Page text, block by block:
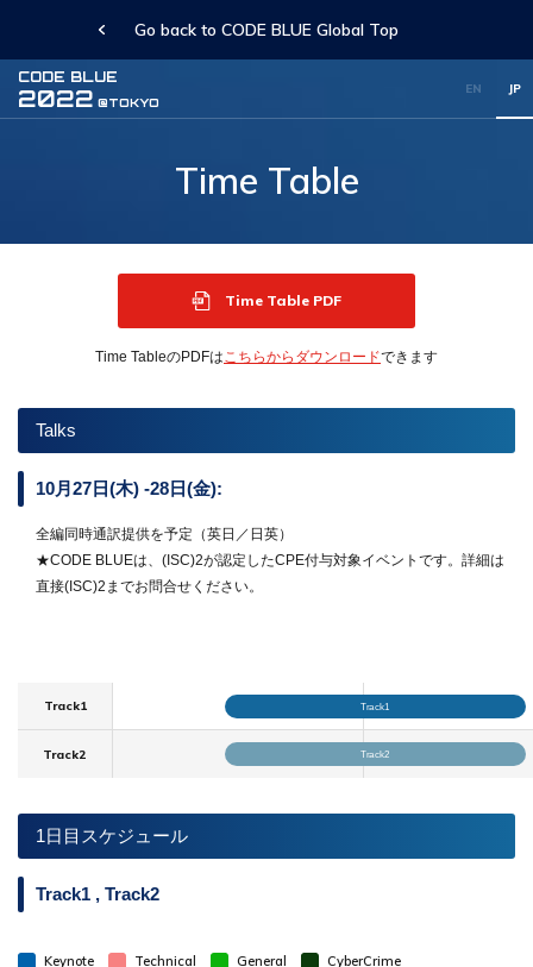
Go back to CODE BLUE Global Top
CODE BLUE
2022 @TOKYO
EN JP
Time Table
Time Table PDF
Time TableのPDFはこちらからダウンロードできます
Talks
10月27日(木) -28日(金):
全編同時通訳提供を予定（英日／日英）
★CODE BLUEは、(ISC)2が認定したCPE付与対象イベントです。詳細は
直接(ISC)2までお問合せください。
Track1
Track2
Track1
Track2
1日目スケジュール
Track1 , Track2
Keynote Technical General
CyberCrime